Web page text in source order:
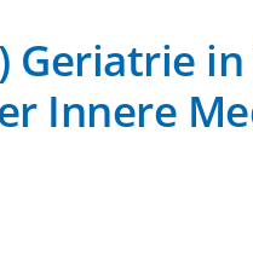
Geriatrie
Innere